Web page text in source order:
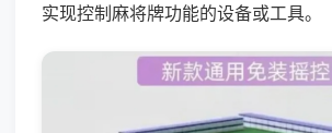
实现控制麻将牌功能的设备或工具。